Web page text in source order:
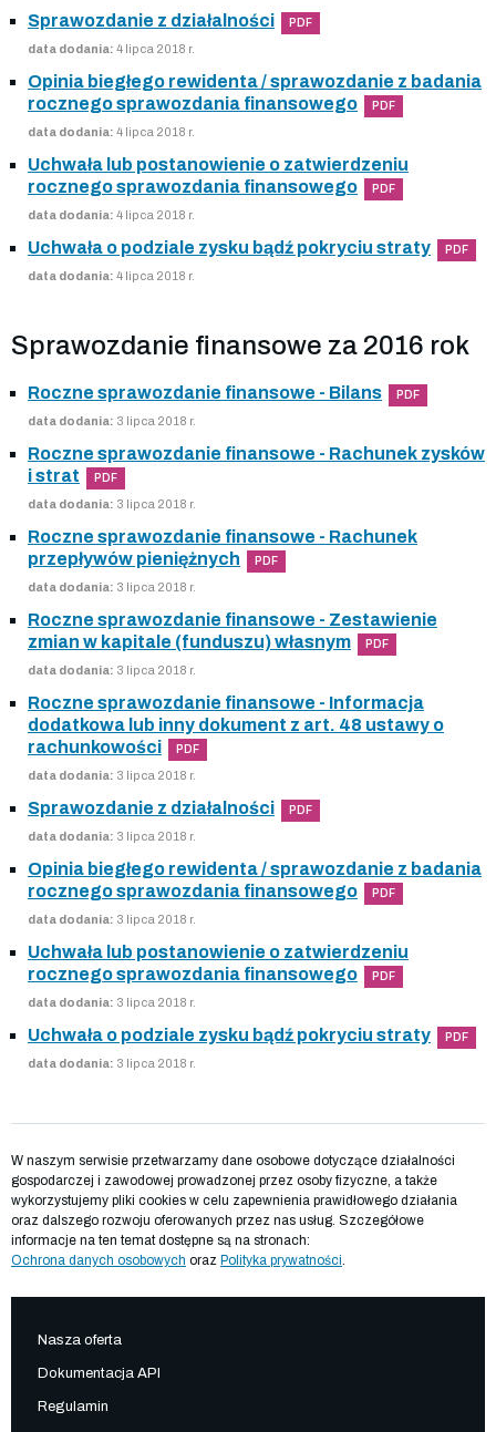
Sprawozdanie z działalności PDF
data dodania: 4 lipca 2018 r.
Opinia biegłego rewidenta / sprawozdanie z badania
rocznego sprawozdania finansowego
PDF
data dodania: 4 lipca 2018 r.
Uchwała lub postanowienie o zatwierdzeniu
rocznego sprawozdania finansowego
PDF
data dodania: 4 lipca 2018 r.
Uchwała o podziale zysku bądź pokryciu straty PDF
data dodania: 4 lipca 2018 r.
Sprawozdanie finansowe za 2016 rok
Roczne sprawozdanie finansowe - Bilans PDF
data dodania: 3 lipca 2018 r.
Roczne sprawozdanie finansowe - Rachunek zysków
i strat
PDF
data dodania: 3 lipca 2018 r.
Roczne sprawozdanie finansowe - Rachunek
przepływów pieniężnych
PDF
data dodania: 3 lipca 2018 r.
Roczne sprawozdanie finansowe - Zestawienie
zmian w kapitale (funduszu) własnym
PDF
data dodania: 3 lipca 2018 r.
Roczne sprawozdanie finansowe - Informacja
dodatkowa lub inny dokument z art. 48 ustawy o
rachunkowości
PDF
data dodania: 3 lipca 2018 r.
Sprawozdanie z działalności PDF
data dodania: 3 lipca 2018 r.
Opinia biegłego rewidenta / sprawozdanie z badania
rocznego sprawozdania finansowego
PDF
data dodania: 3 lipca 2018 r.
Uchwała lub postanowienie o zatwierdzeniu
rocznego sprawozdania finansowego
PDF
data dodania: 3 lipca 2018 r.
Uchwała o podziale zysku bądź pokryciu straty PDF
data dodania: 3 lipca 2018 r.
W naszym serwisie przetwarzamy dane osobowe dotyczące działalności
gospodarczej i zawodowej prowadzonej przez osoby fizyczne, a także
wykorzystujemy pliki cookies w celu zapewnienia prawidłowego działania
oraz dalszego rozwoju oferowanych przez nas usług. Szczegółowe
informacje na ten temat dostępne są na stronach:
Ochrona danych osobowych oraz Polityka prywatności
Nasza oferta
Dokumentacja API
Regulamin